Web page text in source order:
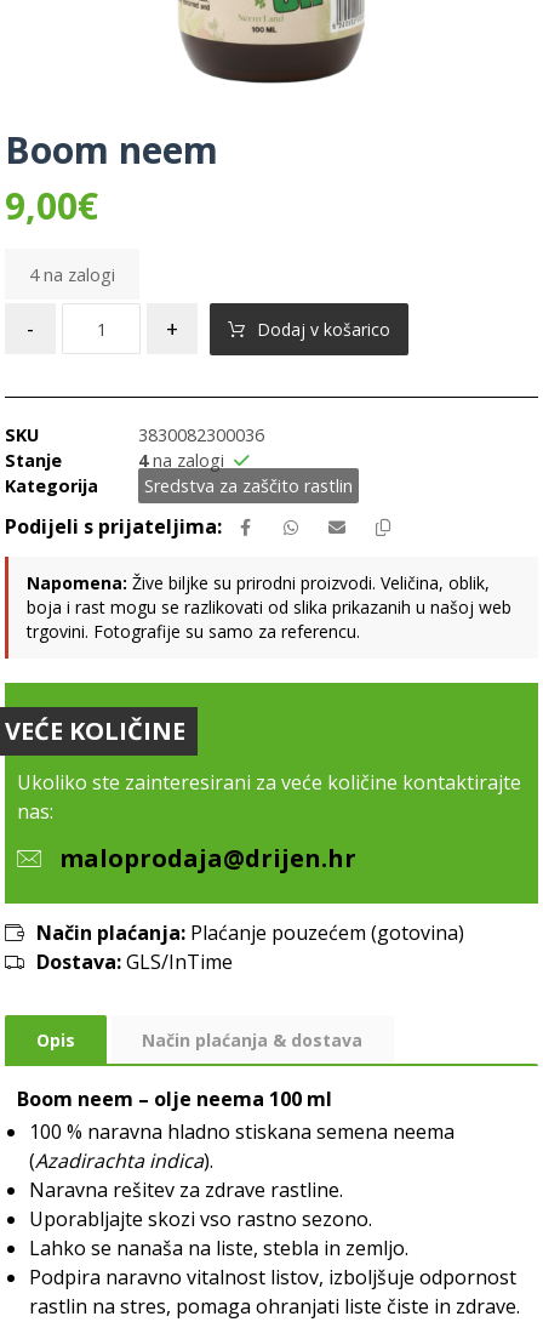
Boom neem
9,00€
4 na zalogi
- + Dodaj v košarico
SKU
3830082300036
Stanje
4na zalogi
Kategorija
Sredstva za zaščito rastlin
Napomena: Žive biljke su prirodni proizvodi. Veličina, oblik,
boja i rast mogu se razlikovati od slika prikazanih u našoj web
trgovini. Fotografije su samo za referencu.
VEĆE KOLIČINE
Ukoliko ste zainteresirani za veće količine kontaktirajte
nas:
maloprodaja@drijen.hr
Način plaćanja: Plaćanje pouzećem (gotovina)
Dostava:GLS/InTime
Opis Način plaćanja & dostava
Boom neem – olje neema 100 ml
100 % naravna hladno stiskana semena neema
(Azadirachta indica).
Naravna rešitev za zdrave rastline.
Uporabljajte skozi vso rastno sezono.
Lahko se nanaša na liste, stebla in zemljo.
Podpira naravno vitalnost listov, izboljšuje odpornost
rastlin na stres, pomaga ohranjati liste čiste in zdrave.